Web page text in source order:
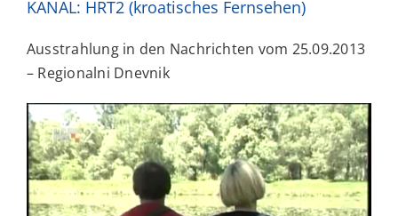
KANAL: HRT2 (kroatisches Fernsehen)
Ausstrahlung in den Nachrichten vom 25.09.2013
– Regionalni Dnevnik